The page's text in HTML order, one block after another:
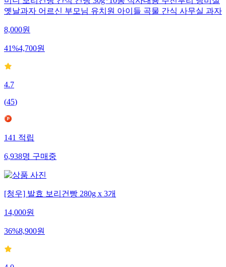
미니 보리건빵 간식 건빵 30g*10봉 식사대용 주전부리 탕비실
옛날과자 어르신 부모님 유치원 아이들 곡물 간식 사무실 과자
8,000원
41%4,700원
4.7
(45)
141적립
6,938명구매중
[청우] 발효 보리건빵 280g x 3개
14,000원
36%8,900원